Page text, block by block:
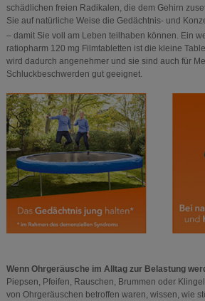
schädlichen freien Radikalen, die dem Gehirn
Sie auf natürliche Weise die Gedächtnis- und
– damit Sie voll am Leben teilhaben können. Ein
ratiopharm 120 mg Filmtabletten ist die kleine
wird dadurch angenehmer und sie sind auch für
Schluckbeschwerden gut geeignet.
Wenn Ohrgeräusche im Alltag zur Belastung
Piepsen, Pfeifen, Rauschen, Brummen oder
von Ohrgeräuschen betroffen waren, wissen, wie